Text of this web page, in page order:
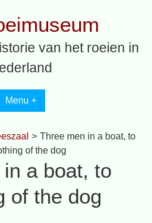
van het roeien in
Menu +
> Three men in a boat, to
of the dog
a boat, to
of the dog